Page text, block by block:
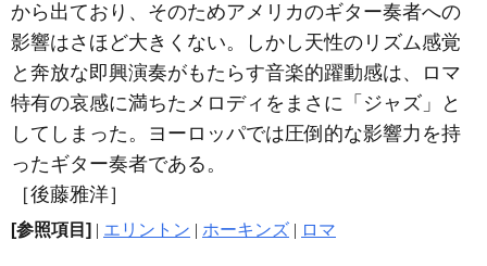
から出ており、そのためアメリカのギター奏者への
影響はさほど大きくない。しかし天性のリズム感覚
と奔放な即興演奏がもたらす音楽的躍動感は、ロマ
特有の哀感に満ちたメロディをまさに「ジャズ」と
してしまった。ヨーロッパでは圧倒的な影響力を持
ったギター奏者である。
［後藤雅洋］
[参照項目] | エリントン | ホーキンズ | ロマ